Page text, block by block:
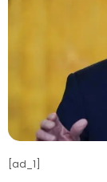
[ad_1]